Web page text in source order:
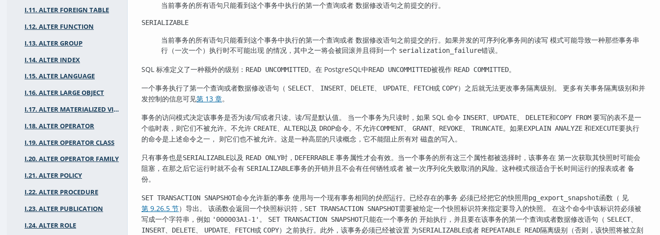
I.11. ALTER FOREIGN TABLE
I.12. ALTER FUNCTION
I.13. ALTER GROUP
I.14. ALTER INDEX
I.15. ALTER LANGUAGE
I.16. ALTER LARGE OBJECT
I.17. ALTER MATERIALIZED VIEW
I.18. ALTER OPERATOR
I.19. ALTER OPERATOR CLASS
I.20. ALTER OPERATOR FAMILY
I.21. ALTER POLICY
I.22. ALTER PROCEDURE
I.23. ALTER PUBLICATION
I.24. ALTER ROLE
当前事务的所有语句只能看到这个事务中执行的第一个查询或者 数据修改语句之前提交的行。
SERIALIZABLE
当前事务的所有语句只能看到这个事务中执行的第一个查询或者 数据修改语句之前提交的行。如果并发的可序列化事务间的读写 模式可能导致一种那些事务串
行（一次一个）执行时不可能出现 的情况，其中之一将会被回滚并且得到一个 serialization_failure错误。
SQL 标准定义了一种额外的级别： READ UNCOMMITTED。在 PostgreSQL 中READ UNCOMMITTED被视作 READ COMMITTED。
一个事务执行了第一个查询或者数据修改语句（ SELECT、 INSERT、 DELETE、 UPDATE、 FETCH或 COPY）之后就无法更改事务隔离级别。 更多有关事务隔离级别和并
发控制的信息可见第 13 章。
事务的访问模式决定该事务是否为读/写或者只读。读/写是默认值。 当一个事务为只读时，如果 SQL 命令 INSERT、 UPDATE、 DELETE和COPY FROM 要写的表不是一
个临时表，则它们不被允许。不允许 CREATE、 ALTER以及 DROP命令。不允许COMMENT、 GRANT、 REVOKE、 TRUNCATE。如果EXPLAIN ANALYZE 和EXECUTE要执行
的命令是上述命令之一， 则它们也不被允许。这是一种高层的只读概念，它不能阻止所有对 磁盘的写入。
只有事务也是SERIALIZABLE以及 READ ONLY时， DEFERRABLE 事务属性才会有效。当一个事务的所有这三个属性都被选择时，该事务在 第一次获取其快照时可能会
阻塞，在那之后它运行时就不会有 SERIALIZABLE事务的开销并且不会有任何牺牲或者 被一次序列化失败取消的风险。这种模式很适合于长时间运行的报表或者 备
份。
SET TRANSACTION SNAPSHOT命令允许新的事务 使用与一个现有事务相同的快照运行。已经存在的事务 必须已经把它的快照用pg_export_snapshot函数（ 见
第 9.26.5 节）导出。 该函数会返回一个快照标识符， SET TRANSACTION SNAPSHOT需要被给定一个快照标识符来指定要导入的快照。 在这个命令中该标识符必须被
写成一个字符串，例如 '000003A1-1' 。 SET TRANSACTION SNAPSHOT只能在一个事务的 开始执行，并且要在该事务的第一个查询或者数据修改语句（ SELECT、
INSERT、 DELETE、 UPDATE、 FETCH或 COPY）之前执行。此外，该事务必须已经被设置 为SERIALIZABLE或者 REPEATABLE READ隔离级别（否则，该快照将被立刻